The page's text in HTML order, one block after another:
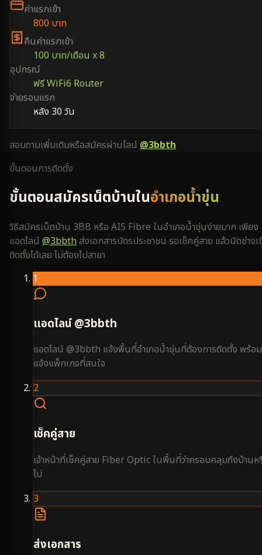
ค่าแรกเข้า
800 บาท
คืนค่าแรกเข้า
100 บาท/เดือน x 8
อุปกรณ์
ฟรี WiFi6 Router
จ่ายรอบแรก
หลัง 30 วัน
สอบถามเพิ่มเติมหรือสมัครผ่านไลน์ @3bbth
ขั้นตอนการติดตั้ง
ขั้นตอนสมัครเน็ตบ้านในอำเภอน้ำขุ่น
วิธีสมัครเน็ตบ้าน 3BB หรือ AIS Fibre ในอำเภอน้ำขุ่นง่ายมาก เพียง
แอดไลน์ @3bbthส่งเอกสารบัตรประชาชน รอเช็คคู่สาย แล้วนัดช่างเ
ติดตั้งได้เลย ไม่ต้องไปสาขา
1
แอดไลน์ @3bbth
แอดไลน์ @3bbth แจ้งพื้นที่อำเภอน้ำขุ่นที่ต้องการติดตั้ง พร้อม
แจ้งแพ็กเกจที่สนใจ
2
เช็คคู่สาย
เจ้าหน้าที่เช็คคู่สาย Fiber Optic ในพื้นที่ว่าครอบคลุมถึงบ้านห
ไม่
3
ส่งเอกสาร